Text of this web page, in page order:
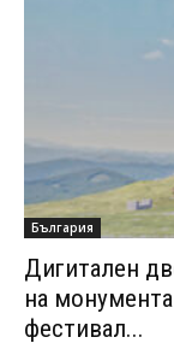
България
Дигитален
на
фестивал...